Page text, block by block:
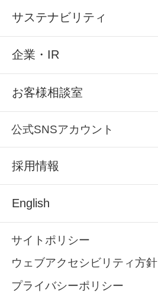
サステナビリティ
企業・IR
お客様相談室
公式SNSアカウント
採用情報
English
サイトポリシー
ウェブアクセシビリティ方針
プライバシーポリシー